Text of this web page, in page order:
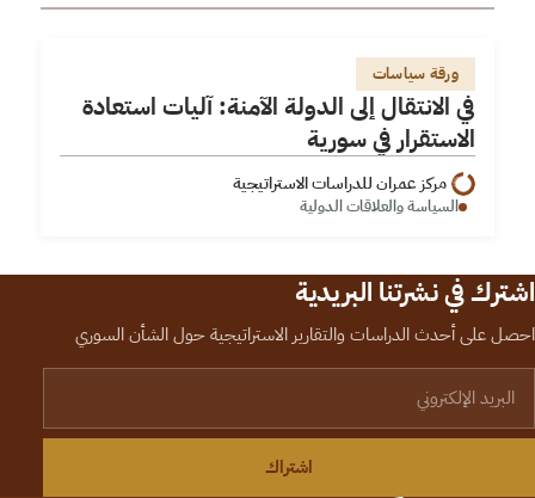
في الانتقال إلى الدولة الآمنة: آليات استعادة الاستقرار في
سورية
ورقة سياسات
في الانتقال إلى الدولة الآمنة: آليات استعادة
الاستقرار في سورية
مركز عمران للدراسات الاستراتيجية
السياسة والعلاقات الدولية
اشترك في نشرتنا البريدية
احصل على أحدث الدراسات والتقارير الاستراتيجية حول الشأن السوري
اشتراك